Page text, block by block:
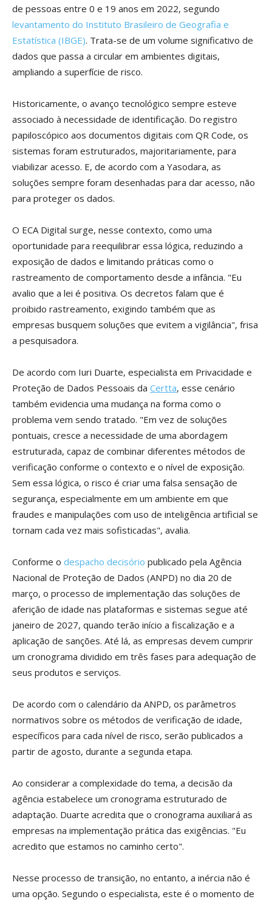
de pessoas entre 0 e 19 anos em 2022, segundo
levantamento do Instituto Brasileiro de Geografia e
Estatística (IBGE). Trata-se de um volume significativo de
dados que passa a circular em ambientes digitais,
ampliando a superfície de risco.
Historicamente, o avanço tecnológico sempre esteve
associado à necessidade de identificação. Do registro
papiloscópico aos documentos digitais com QR Code, os
sistemas foram estruturados, majoritariamente, para
viabilizar acesso. E, de acordo com a Yasodara, as
soluções sempre foram desenhadas para dar acesso, não
para proteger os dados.
O ECA Digital surge, nesse contexto, como uma
oportunidade para reequilibrar essa lógica, reduzindo a
exposição de dados e limitando práticas como o
rastreamento de comportamento desde a infância. "Eu
avalio que a lei é positiva. Os decretos falam que é
proibido rastreamento, exigindo também que as
empresas busquem soluções que evitem a vigilância", frisa
a pesquisadora.
De acordo com Iuri Duarte, especialista em Privacidade e
Proteção de Dados Pessoais da Certta, esse cenário
também evidencia uma mudança na forma como o
problema vem sendo tratado. "Em vez de soluções
pontuais, cresce a necessidade de uma abordagem
estruturada, capaz de combinar diferentes métodos de
verificação conforme o contexto e o nível de exposição.
Sem essa lógica, o risco é criar uma falsa sensação de
segurança, especialmente em um ambiente em que
fraudes e manipulações com uso de inteligência artificial se
tornam cada vez mais sofisticadas", avalia.
Conforme o despacho decisório publicado pela Agência
Nacional de Proteção de Dados (ANPD) no dia 20 de
março, o processo de implementação das soluções de
aferição de idade nas plataformas e sistemas segue até
janeiro de 2027, quando terão início a fiscalização e a
aplicação de sanções. Até lá, as empresas devem cumprir
um cronograma dividido em três fases para adequação de
seus produtos e serviços.
De acordo com o calendário da ANPD, os parâmetros
normativos sobre os métodos de verificação de idade,
específicos para cada nível de risco, serão publicados a
partir de agosto, durante a segunda etapa.
Ao considerar a complexidade do tema, a decisão da
agência estabelece um cronograma estruturado de
adaptação. Duarte acredita que o cronograma auxiliará as
empresas na implementação prática das exigências. "Eu
acredito que estamos no caminho certo".
Nesse processo de transição, no entanto, a inércia não é
uma opção. Segundo o especialista, este é o momento de